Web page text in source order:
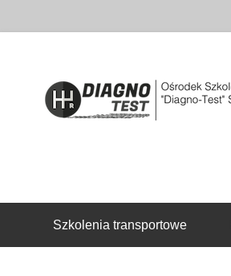
Szkolenia transportowe